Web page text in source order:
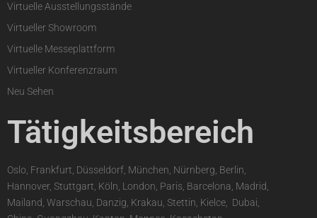
Virtuelle Ausstellungsstände
Virtueller Showroom
Virtuelle Messeplattform
Virtueller Konferenzraum
Neu Sehen
Tätigkeitsbereich
Oslo, Frankfurt, Düsseldorf, München, Nürnberg, Berlin,
Hannover, Stuttgart, Köln, London, Paris, Barcelona, Madrid,
Mailand, Warschau, Danzig, Krakau, Stettin, Kielce, Dubai,